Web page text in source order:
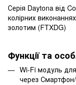
Серія Daytona від
колірних
золотим (FTXDG)
Функції та
Wi-Fi модуль
через